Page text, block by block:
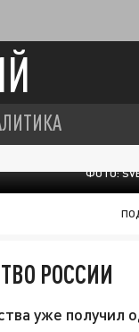
ФОТО:
РОССИИ
уже получил